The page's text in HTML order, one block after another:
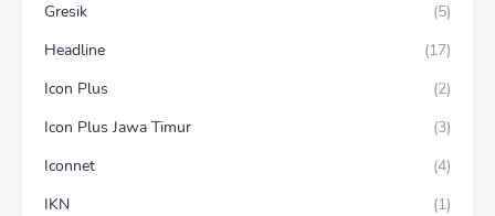
Gresik
(5)
Headline
(17)
Icon Plus
(2)
Icon Plus Jawa Timur
(3)
Iconnet
(4)
IKN
(1)